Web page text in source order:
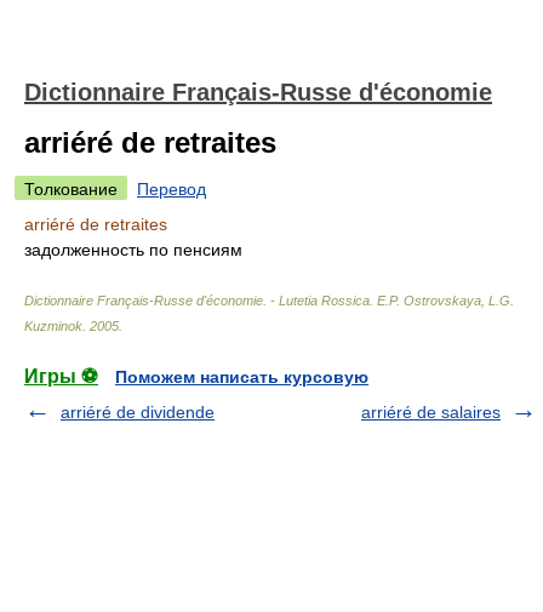
Dictionnaire Français-Russe d'économie
arriéré de retraites
Толкование
Перевод
arriéré de retraites
задолженность по пенсиям
Dictionnaire Français-Russe d'économie. - Lutetia Rossica E.P. Ostrovskaya, L.G.
Kuzminok 2005
Игры ⚽
Поможем написать курсовую
arriéré de dividende
arriéré de salaires